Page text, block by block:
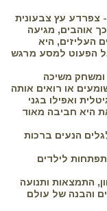
עץ צבעונית
אוהבים, מגיעה
העליזים, היא
הפעוט למסע מרגש
משיכה
או רואים אותה
ואפילו בגני
היא חביבה מאוד
הנעים ברכות
לילדים
התמצאות ותנועה
והבנה של עולם